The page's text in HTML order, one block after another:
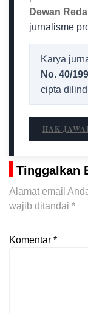
Dewan
jurnalisme
Karya
No. 40/
cipta
HAK
Tinggalkan
Alamat email
wajib ditandai *
Komentar *